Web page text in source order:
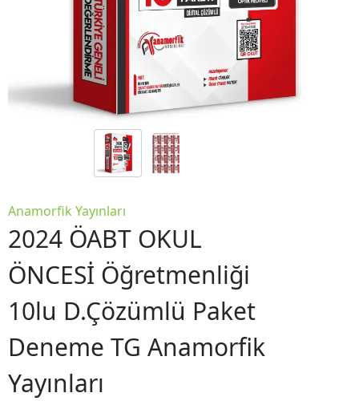
Anamorfik Yayınları
2024 ÖABT OKUL
ÖNCESİ Öğretmenliği
10lu D.Çözümlü Paket
Deneme TG Anamorfik
Yayınları